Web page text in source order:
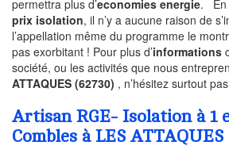
permettra plus d’economies energie. En
prix isolation, il n’y a aucune raison de
l’appellation même du programme le
pas exorbitant ! Pour plus d’informations
société, ou les activités que nous
ATTAQUES (62730) , n’hésitez surtout
Artisan RGE- Isolation à 1
Combles à LES ATTAQUES